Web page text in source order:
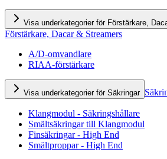
Visa underkategorier för Förstärkare,
Förstärkare, Dacar & Streamers
A/D-omvandlare
RIAA-förstärkare
Visa underkategorier för Säkringar
Klangmodul - Säkringshållare
Smältsäkringar till Klangmodul
Finsäkringar - High End
Smältproppar - High End